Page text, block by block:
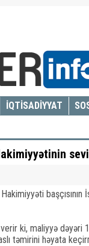
İQTİSADİYYAT
ki, maliyyə dəyəri
təmirini həyata